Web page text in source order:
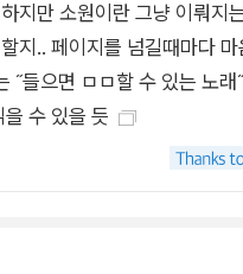
지만 소원이란 그냥 이뤄지
지.. 페이지를 넘길때마다
˝들으면 ㅁㅁ할 수 있는 노래
수 있을 듯